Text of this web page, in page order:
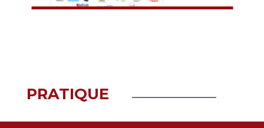
PRATIQUE